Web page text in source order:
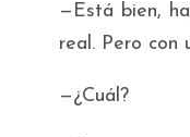
—Está bien,
real. Pero con
—¿Cuál?